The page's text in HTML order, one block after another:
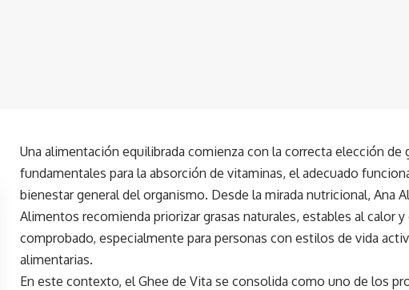
Una alimentación equilibrada comienza con la correcta elección de
fundamentales para la absorción de vitaminas, el adecuado
bienestar general del organismo. Desde la mirada nutricional, Ana
Alimentos recomienda priorizar grasas naturales, estables al calor
comprobado, especialmente para personas con estilos de vida
alimentarias.
En este contexto, el Ghee de Vita se consolida como uno de los